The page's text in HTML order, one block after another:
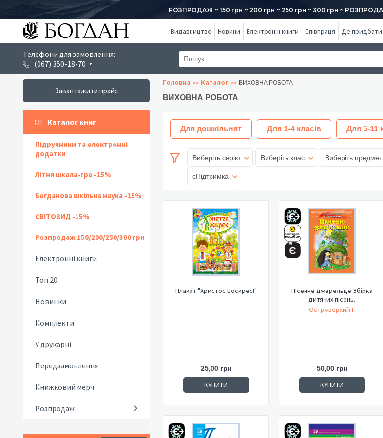
РОЗПРОДАЖ ~ 150 грн ~ 200 грн ~ 250 грн ~ 300 грн ~
Видавництво Новини Електронні книги Співпраця Де придбати
Телефони для замовлення:
(067) 350-18-70
Завантажити прайс
Каталог книг
Підручники та електронні
додатки
Літня школа-гра -15%
Богданова шкільна наука -15%
СВІТОВИД -15%
Розпродаж 150/200/250/300 грн
Електронні книги
Топ 20
Новинки
Комплекти
У друкарні
Передзамовлення
Книжковий мерч
Розпродаж
Головна Каталог ВИХОВНА РОБОТА
ВИХОВНА РОБОТА
Для дошкільнят Для 1-4 класів Для 5-11
Виберіть серію Виберіть клас Виберіть предмет
єПідтримка
Плакат "Христос Воскрес!"
25,00 грн
КУПИТИ
Пісенне джерельце.Збірка
дитячих пісень.
Островерхий І.
50,00 грн
КУПИТИ